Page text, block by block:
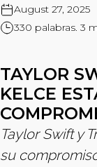
August 27, 2025
330 palabras. 3
TAYLOR
KELCE
Taylor Swift y
su